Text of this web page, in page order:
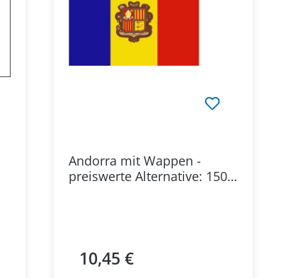
Andorra mit Wappen -
preiswerte Alternative: 150 x
Regulärer Preis:
10,45 €